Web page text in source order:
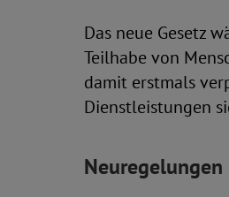
Das neue Gesetz
Teilhabe von
damit erstmals
Dienstleistungen